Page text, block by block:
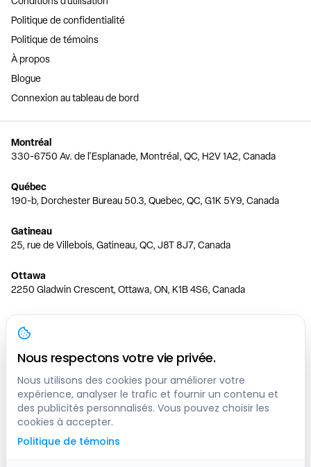
Politique de confidentialité
Politique de témoins
À propos
Blogue
Connexion au tableau de bord
Montréal
330-6750 Av. de l'Esplanade, Montréal, QC, H2V 1A2, Canada
Québec
190-b, Dorchester Bureau 50.3, Quebec, QC, G1K 5Y9, Canada
Gatineau
25, rue de Villebois, Gatineau, QC, J8T 8J7, Canada
Ottawa
2250 Gladwin Crescent, Ottawa, ON, K1B 4S6, Canada
Toronto
150 Ferrand Dr, 6th Floor, Toronto, ON, M3C 3E5, Canada
Vancouver
1200 W 73rd Ave #1415, Vancouver, BC, V6P 6G5, Canada
Calgary
444 5 Ave SW #400 Calgary, AB, T2P 2T8, Canada
Nous respectons votre vie privée.
Nous utilisons des cookies pour améliorer votre
expérience, analyser le trafic et fournir un contenu et
des publicités personnalisés. Vous pouvez choisir les
cookies à accepter.
Politique de témoins